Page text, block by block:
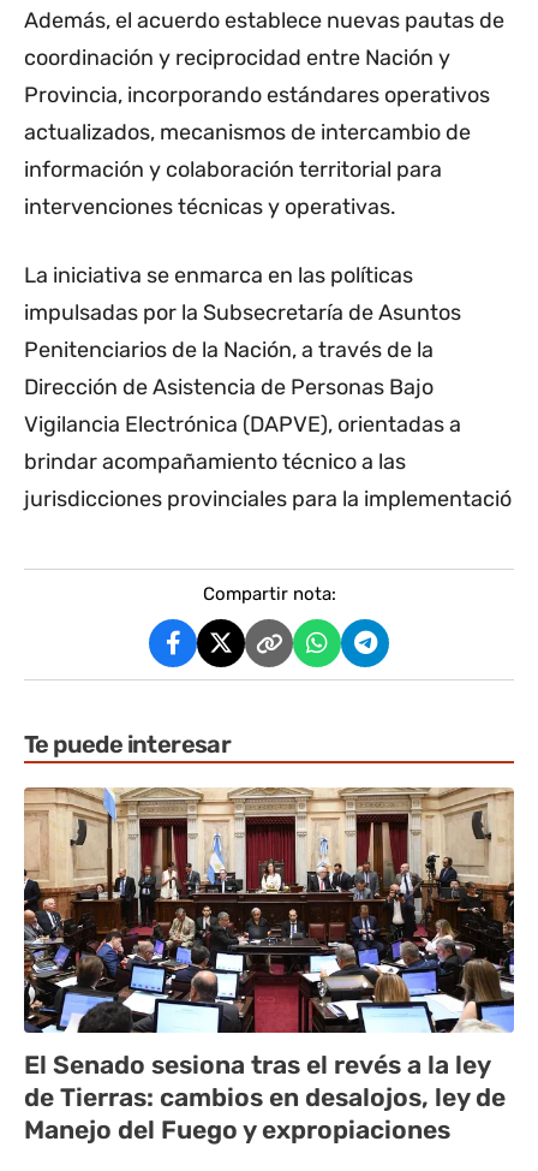
Además, el acuerdo establece nuevas pautas de
coordinación y reciprocidad entre Nación y
Provincia, incorporando estándares operativos
actualizados, mecanismos de intercambio de
información y colaboración territorial para
intervenciones técnicas y operativas.
La iniciativa se enmarca en las políticas
impulsadas por la Subsecretaría de Asuntos
Penitenciarios de la Nación, a través de la
Dirección de Asistencia de Personas Bajo
Vigilancia Electrónica (DAPVE), orientadas a
brindar acompañamiento técnico a las
jurisdicciones provinciales para la implementació
Compartir nota:
Te puede interesar
El Senado sesiona tras el revés a la ley
de Tierras: cambios en desalojos, ley de
Manejo del Fuego y expropiaciones